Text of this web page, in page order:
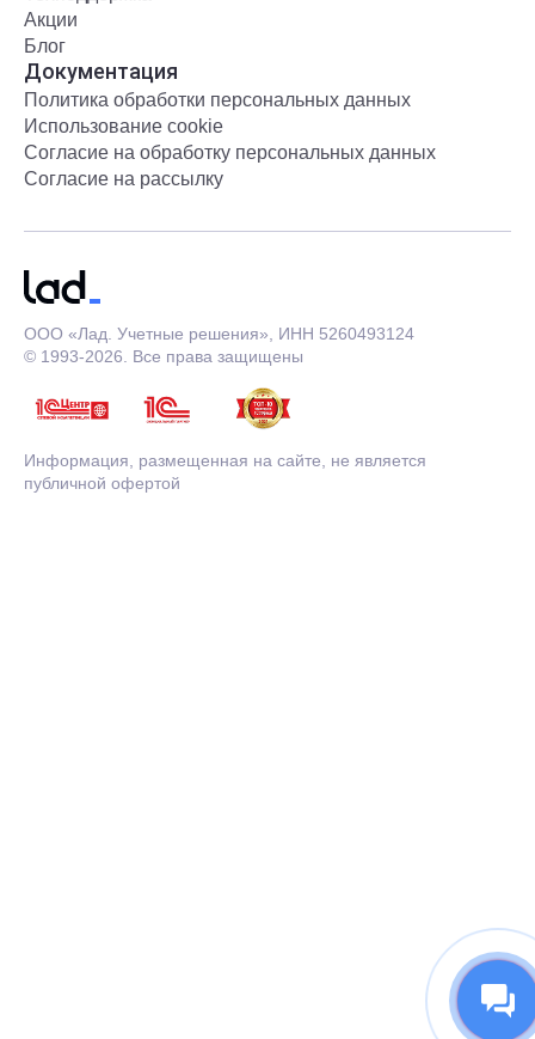
Акции
Блог
Документация
Политика обработки персональных данных
Использование cookie
Согласие на обработку персональных данных
Согласие на рассылку
ООО «Лад. Учетные решения», ИНН 5260493124
© 1993-2026. Все права защищены
Информация, размещенная на сайте, не является
публичной офертой